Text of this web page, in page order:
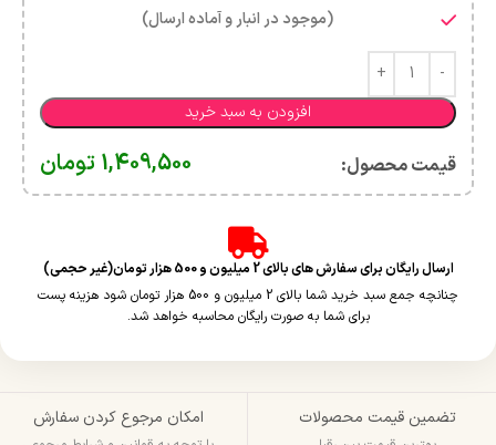
(موجود در انبار و آماده ارسال)
افزودن به سبد خرید
قیمت محصول:​ 1,409,500 تومان
ارسال رایگان برای سفارش های بالای 2 میلیون و 500 هزار تومان(غیر حجمی)
چنانچه جمع سبد خرید شما بالای 2 میلیون و 500 هزار تومان شود هزینه پست
برای شما به صورت رایگان محاسبه خواهد شد.
تضمین قیمت محصولات امکان مرجوع کردن سفارش